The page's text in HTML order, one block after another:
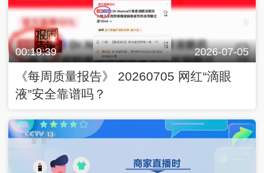
00:19:39 2026-07-05
《每周质量报告》 20260705 网红“滴眼
液”安全靠谱吗？